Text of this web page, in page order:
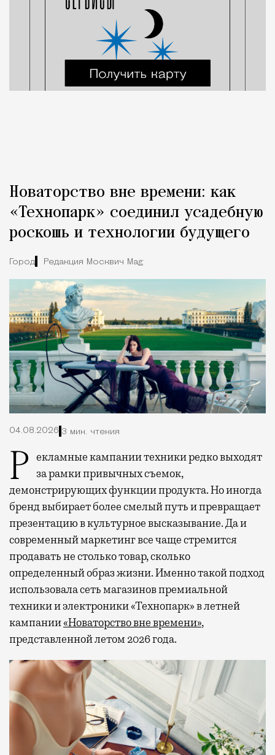
Новаторство вне времени: как
«Технопарк» соединил усадебную
роскошь и технологии будущего
Город Редакция Москвич Mag
04.08.2026 3 мин. чтения
Рекламные кампании техники редко выходят
за рамки привычных съемок,
демонстрирующих функции продукта. Но иногда
бренд выбирает более смелый путь и превращает
презентацию в культурное высказывание. Да и
современный маркетинг все чаще стремится
продавать не столько товар, сколько
определенный образ жизни. Именно такой подход
использовала сеть магазинов премиальной
техники и электроники «Технопарк» в летней
кампании«Новаторство вне времени»,
представленной летом 2026 года.